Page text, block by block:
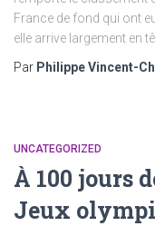
France de fond qui ont
elle arrive largement en
Par Philippe Vincent-
UNCATEGORIZED
À 100 jours
Jeux